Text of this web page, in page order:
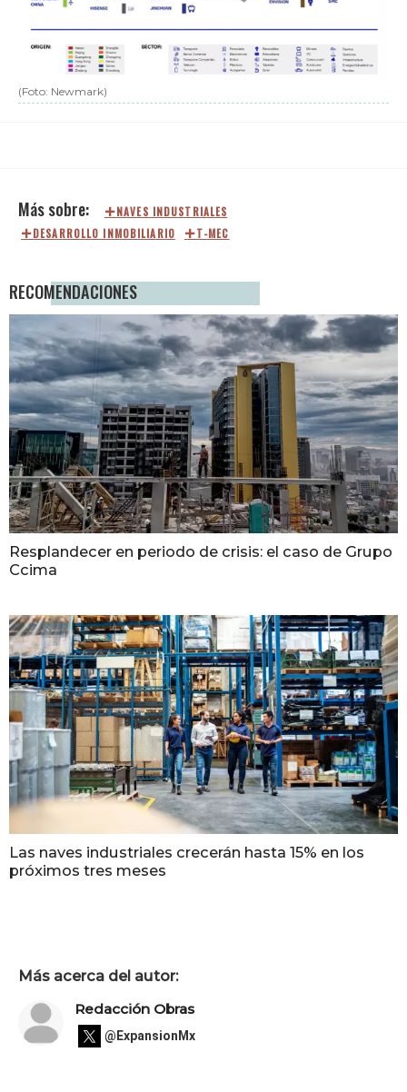
(Foto: Newmark)
NAVES INDUSTRIALES
DESARROLLO INMOBILIARIO
T-MEC
RECOMENDACIONES
Resplandecer en periodo de crisis: el caso de Grupo
Ccima
Las naves industriales crecerán hasta 15% en los
próximos tres meses
Más acerca del autor:
Redacción Obras
@ExpansionMx